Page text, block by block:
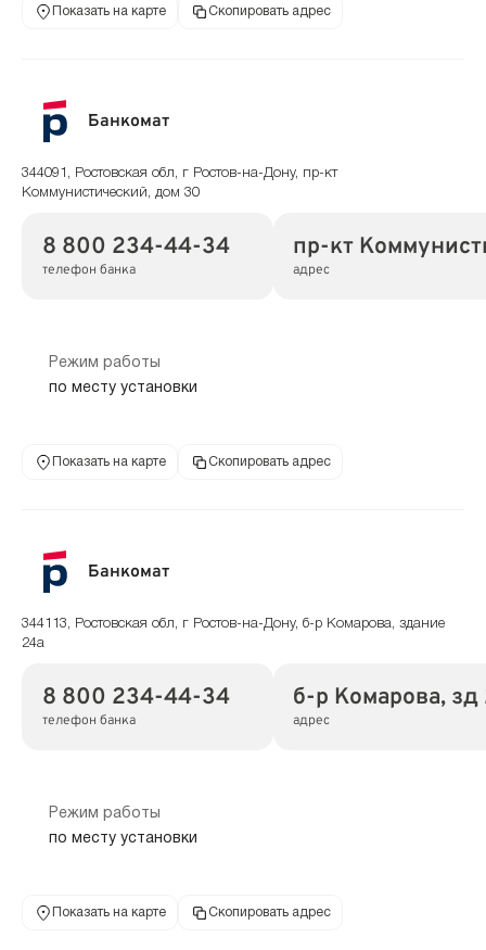
Показать на карте Скопировать адрес
Банкомат
344091, Ростовская обл, г Ростов-на-Дону, пр-кт
Коммунистический, дом 30
8 800 234-44-34
телефон банка
пр-кт
адрес
Режим работы
по месту установки
Показать на карте Скопировать адрес
Банкомат
344113, Ростовская обл, г Ростов-на-Дону, б-р Комарова, здание
24а
8 800 234-44-34
телефон банка
б-р Комарова, зд
адрес
Режим работы
по месту установки
Показать на карте Скопировать адрес